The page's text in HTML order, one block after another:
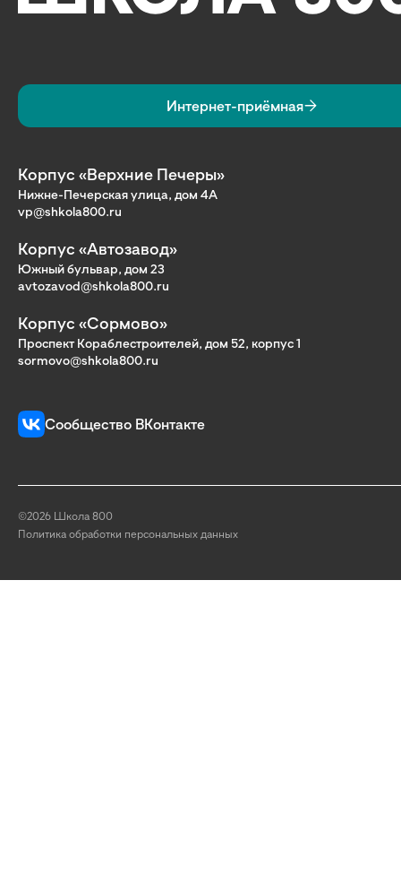
Интернет-приёмная
Корпус «Верхние Печеры»
Нижне-Печерская улица, дом 4А
vp@shkola800.ru
Корпус «Автозавод»
Южный бульвар, дом 23
avtozavod@shkola800.ru
Корпус «Сормово»
Проспект Кораблестроителей, дом 52, корпус 1
sormovo@shkola800.ru
Сообщество ВКонтакте
©2026 Школа 800
Политика обработки персональных данных